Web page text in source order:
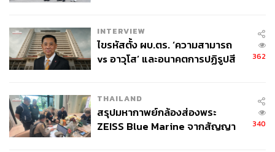
2.9K
ณัฐนันท์ เฉลิมพนัส
Senior Content Creator ของ THE
STANDARD POP
INTERVIEW
ไขรหัสตั้ง ผบ.ตร. ‘ความสามารถ
vs อาวุโส’ และอนาคตการปฏิรูปสี
362
THAILAND
สรุปมหากาพย์กล้องส่องพระ
ZEISS Blue Marine จากสัญญา
340